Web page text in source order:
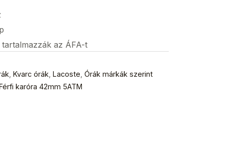
az ÁFA-t
Kvarc órák Lacoste Órák márkák szerint
karóra 42mm 5ATM